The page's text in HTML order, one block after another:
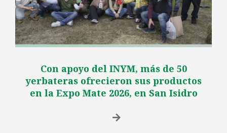
Con apoyo del INYM, más de 50
yerbateras ofrecieron sus productos
en la Expo Mate 2026, en San Isidro